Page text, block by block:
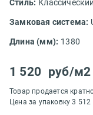
Стиль: Классический
Замковая система:
Длина (мм): 1380
1 520 руб/м2
Товар продается
Цена за упаковку 3 512